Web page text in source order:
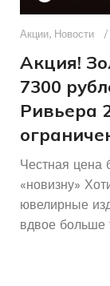
Акции, Новости
Акция!
7300
Ривьера
Честная цена
«новизну»
ювелирные
вдвое больше